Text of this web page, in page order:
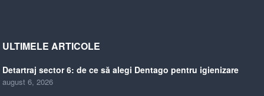
ULTIMELE ARTICOLE
Detartraj sector 6: de ce să alegi Dentago pentru igienizare
august 6, 2026